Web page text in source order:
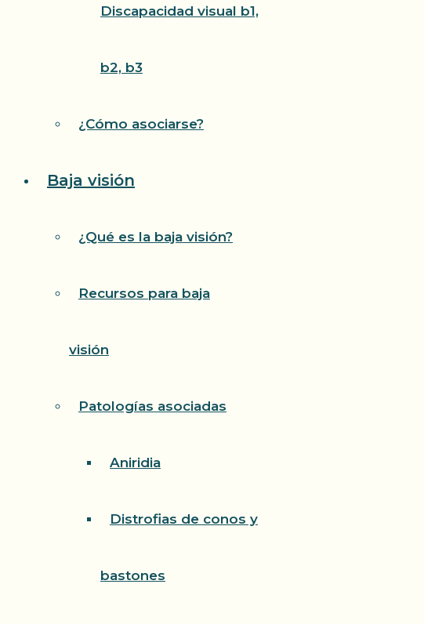
Discapacidad visual b1,
b2, b3
¿Cómo asociarse?
Baja visión
¿Qué es la baja visión?
Recursos para baja
visión
Patologías asociadas
Aniridia
Distrofias de conos y
bastones